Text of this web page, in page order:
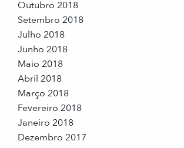
Outubro 2018
Setembro 2018
Julho 2018
Junho 2018
Maio 2018
Abril 2018
Março 2018
Fevereiro 2018
Janeiro 2018
Dezembro 2017